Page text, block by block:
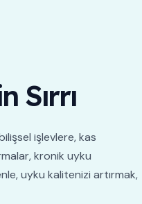
Sırrı
işlevlere, kas
kronik uyku
uyku kalitenizi artırmak,